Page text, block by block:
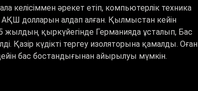
келісіммен әрекет етіп, компьютерлік техника
АҚШ долларын алдап алған. Қылмыстан кейін
жылдың қыркүйегінде Германияда ұсталып, Бас
Қазір күдікті тергеу изоляторына қамалды. Оған
бас бостандығынан айырылуы мүмкін.